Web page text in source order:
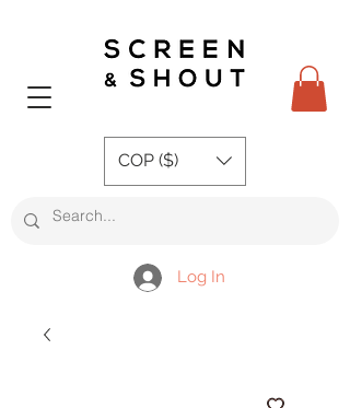
Log In
COP ($)